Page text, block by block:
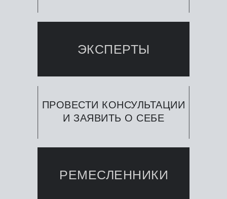
ПРОВЕСТИ КОНСУЛЬТАЦИИ
И ЗАЯВИТЬ О СЕБЕ
ЭКСПЕРТЫ
РЕМЕСЛЕННИКИ